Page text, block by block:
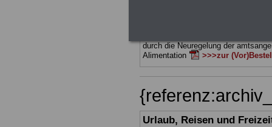
durch die Neuregelung der
Alimentation
>>>zur
Urlaub, Reisen und